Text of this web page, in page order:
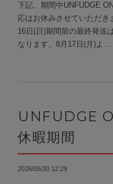
下記、期間中UNFUDGE
応はお休みさせていただき
16日(日)期間前の最終発送
なります。8月17日(月)よ...
UNFUDGE
休暇期間
2026/05/30 12:29